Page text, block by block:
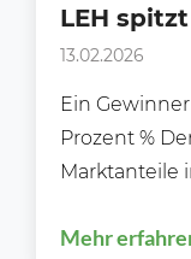
LEH
13.02.2026
Ein
Prozent %
Marktanteile
Mehr